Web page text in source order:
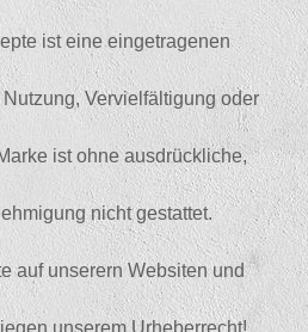
ist eine eingetragenen
Vervielfältigung oder
ist ohne ausdrückliche,
nicht gestattet.
auf unserern Websiten und
unserem Urheberrecht!